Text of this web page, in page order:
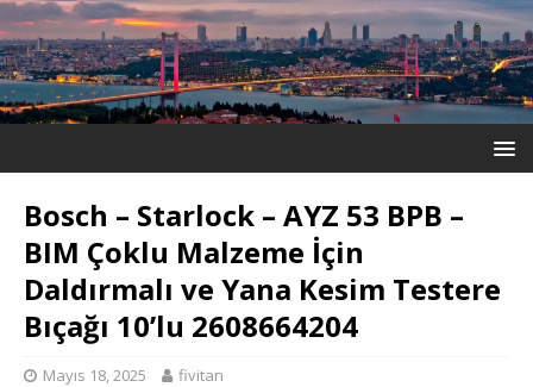
Bosch – Starlock – AYZ 53 BPB –
BIM Çoklu Malzeme İçin
Daldırmalı ve Yana Kesim Testere
Bıçağı 10’lu 2608664204
Mayıs 18, 2025 fivitan